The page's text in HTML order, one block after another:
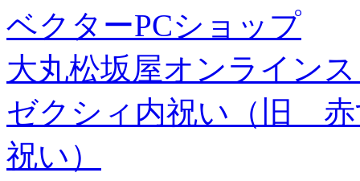
ベクターPCショップ
大丸松坂屋オンライン
ゼクシィ内祝い（旧 赤
祝い）